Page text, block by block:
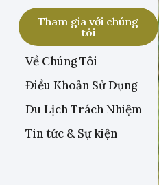
Tham gia với chúng
tôi
Về Chúng Tôi
Điều Khoản Sử Dụng
Du Lịch Trách Nhiệm
Tin tức & Sự kiện